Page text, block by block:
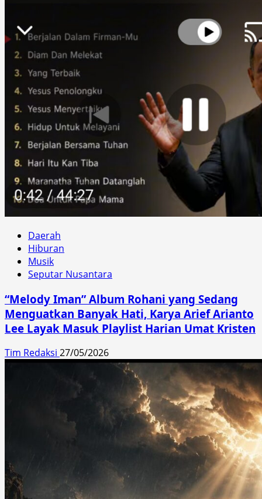
Daerah
Hiburan
Musik
Seputar Nusantara
“Melody Iman” Album Rohani yang Sedang
Menguatkan Banyak Hati, Karya Arief Arianto
Lee Layak Masuk Playlist Harian Umat Kristen
Tim Redaksi 27/05/2026